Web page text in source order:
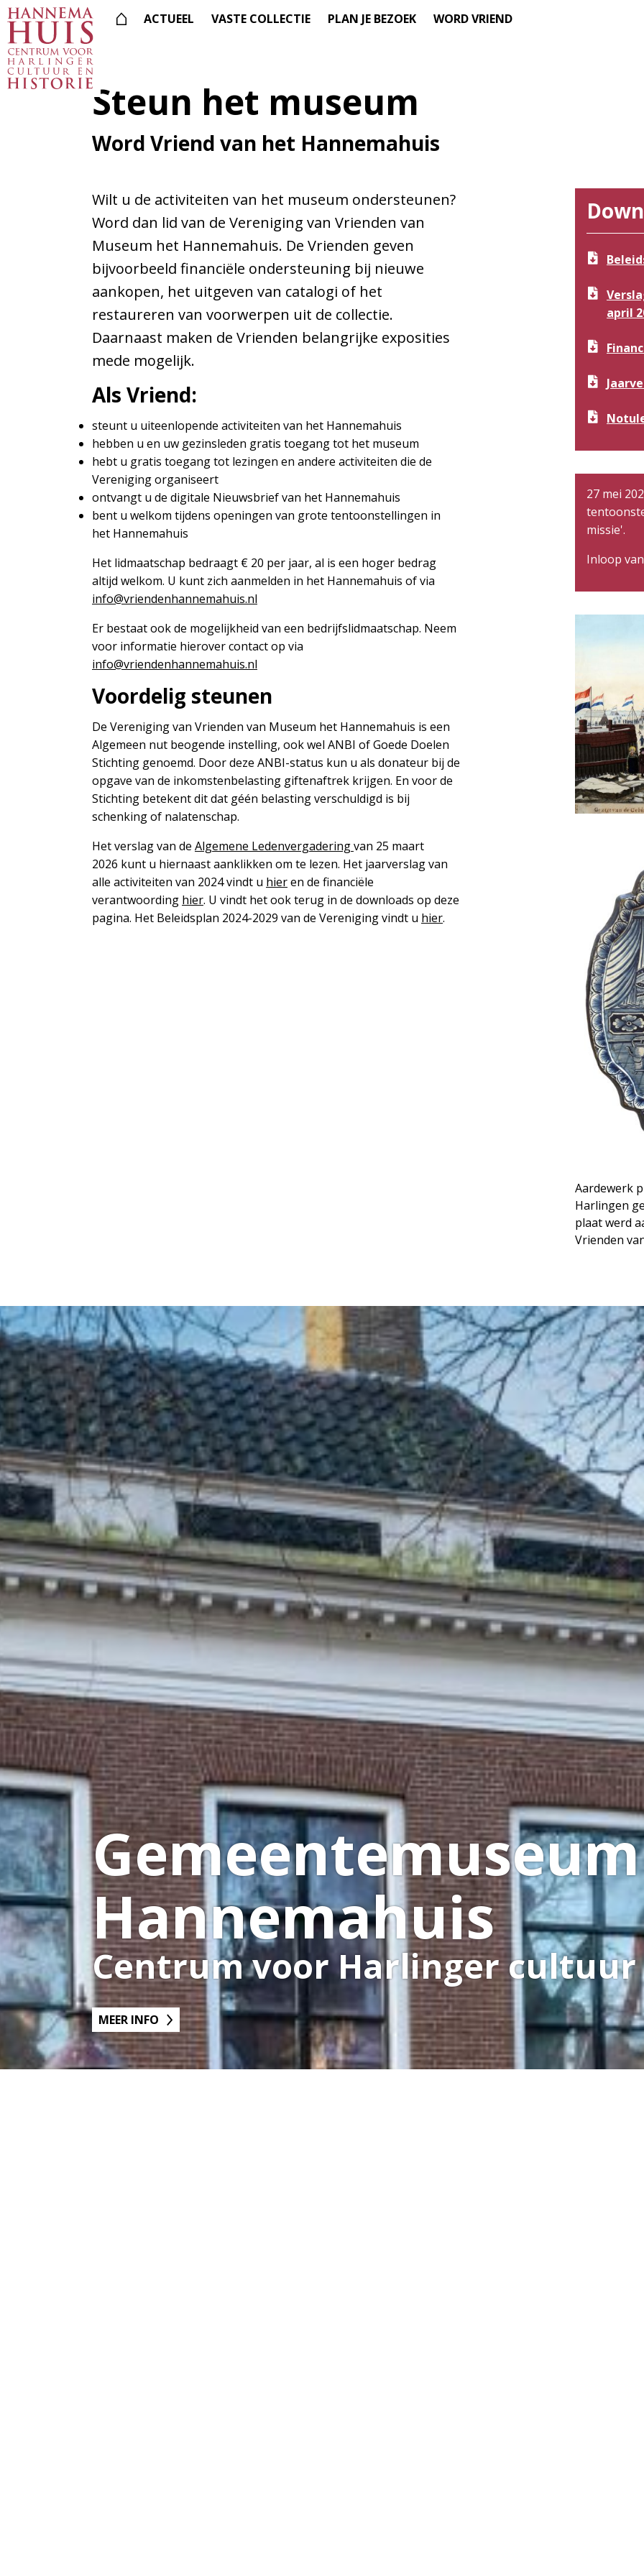
ACTUEEL VASTE COLLECTIE PLAN JE BEZOEK WORD VRIEND
Steun het museum
Word Vriend van het Hannemahuis
Wilt u de activiteiten van het museum ondersteunen?
Word dan lid van de Vereniging van Vrienden van
Museum het Hannemahuis. De Vrienden geven
bijvoorbeeld financiële ondersteuning bij nieuwe
aankopen, het uitgeven van catalogi of het
restaureren van voorwerpen uit de collectie.
Daarnaast maken de Vrienden belangrijke exposities
mede mogelijk.
Als Vriend:
steunt u uiteenlopende activiteiten van het Hannemahuis
hebben u en uw gezinsleden gratis toegang tot het museum
hebt u gratis toegang tot lezingen en andere activiteiten die de
Vereniging organiseert
ontvangt u de digitale Nieuwsbrief van het Hannemahuis
bent u welkom tijdens openingen van grote tentoonstellingen in
het Hannemahuis
Het lidmaatschap bedraagt € 20 per jaar, al is een hoger bedrag
altijd welkom. U kunt zich aanmelden in het Hannemahuis of via
info@vriendenhannemahuis.nl
Er bestaat ook de mogelijkheid van een bedrijfslidmaatschap. Neem
voor informatie hierover contact op via
info@vriendenhannemahuis.nl
Voordelig steunen
De Vereniging van Vrienden van Museum het Hannemahuis is een
Algemeen nut beogende instelling, ook wel ANBI of Goede Doelen
Stichting genoemd. Door deze ANBI-status kun u als donateur bij de
opgave van de inkomstenbelasting giftenaftrek krijgen. En voor de
Stichting betekent dit dat géén belasting verschuldigd is bij
schenking of nalatenschap.
Het verslag van de Algemene Ledenvergaderingvan 25 maart
2026 kunt u hiernaast aanklikken om te lezen. Het jaarverslag van
alle activiteiten van 2024 vindt u hieren de financiële
verantwoording hier. U vindt het ook terug in de downloads op deze
pagina. Het Beleidsplan 2024-2029 van de Vereniging vindt u hier.
april
27 mei
missie'.
Inloop
Aardewerk
Harlingen
plaat werd
Vrienden
Hannemahuis
Centrum voor Harlinger
MEER INFO
Zoek
Openingstijden
Bereikbaarheid
Toegankelijkheid
Gemeentearchief
Hannemahuis